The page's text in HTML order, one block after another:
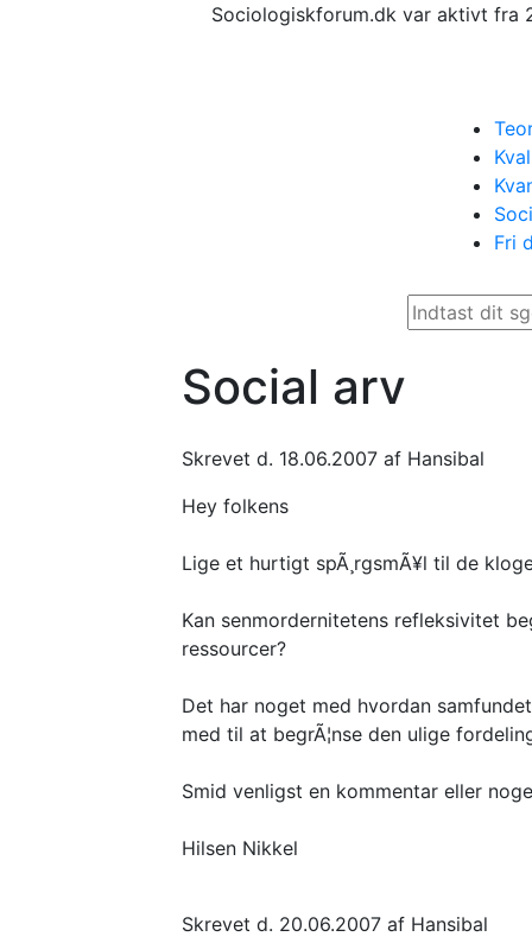
Sociologiskforum.dk var aktivt fra
Fri
Social arv
Skrevet d. 18.06.2007 af Hansibal
Hey folkens
Lige et hurtigt spÃ¸rgsmÃ¥l til de
Kan senmordernitetens refleksivitet
ressourcer?
Det har noget med hvordan
med til at begrÃ¦nse den ulige
Smid venligst en kommentar eller
Hilsen Nikkel
Skrevet d. 20.06.2007 af Hansibal